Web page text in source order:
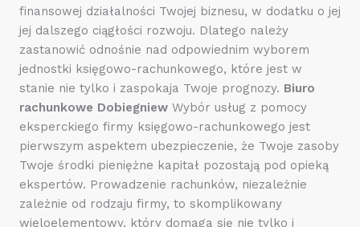
finansowej działalności Twojej biznesu, w dodatku o jej
jej dalszego ciągłości rozwoju. Dlatego należy
zastanowić odnośnie nad odpowiednim wyborem
jednostki księgowo-rachunkowego, które jest w
stanie nie tylko i zaspokaja Twoje prognozy. Biuro
rachunkowe Dobiegniew Wybór usług z pomocy
eksperckiego firmy księgowo-rachunkowego jest
pierwszym aspektem ubezpieczenie, że Twoje zasoby
Twoje środki pieniężne kapitał pozostają pod opieką
ekspertów. Prowadzenie rachunków, niezależnie
zależnie od rodzaju firmy, to skomplikowany
wieloelementowy, który domaga się nie tylko i